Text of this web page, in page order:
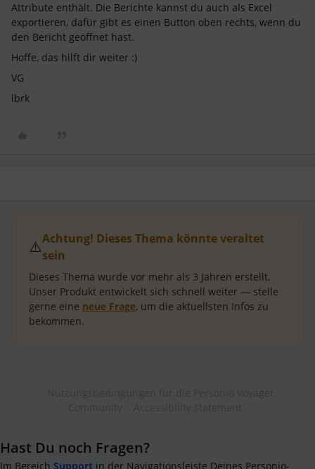
Attribute enthält. Die Berichte kannst du auch als Excel
exportieren, dafür gibt es einen Button oben rechts, wenn du
den Bericht geöffnet hast.
Hoffe, das hilft dir weiter :)
VG
lbrk
⚠️Achtung! Dieses Thema könnte veraltet
sein
Dieses Thema wurde vor mehr als 3 Jahren erstellt.
Unser Produkt entwickelt sich schnell weiter — stelle
gerne eine neue Frage, um die aktuellsten Infos zu
bekommen.
Hast Du noch Fragen?
Im Bereich Support in der Navigationsleiste Deines Personio-